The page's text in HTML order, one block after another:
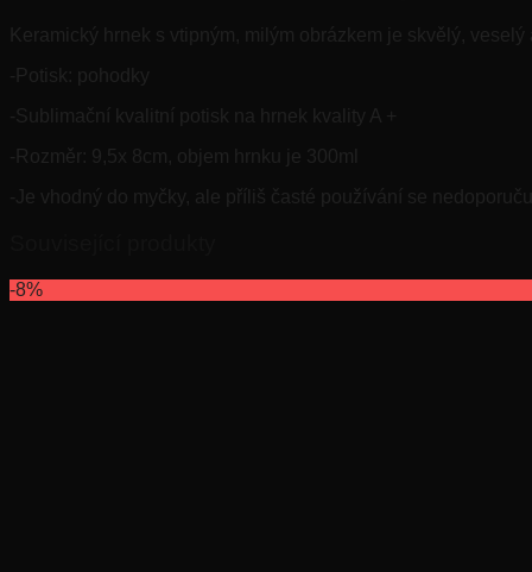
Keramický hrnek s vtipným, milým obrázkem je skvělý,
-Potisk: pohodky
-Sublimační kvalitní potisk na hrnek kvality A +
-Rozměr: 9,5x 8cm, objem hrnku je 300ml
-Je vhodný do myčky, ale příliš časté používání se
-8%